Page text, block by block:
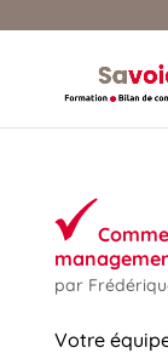
par
Votre